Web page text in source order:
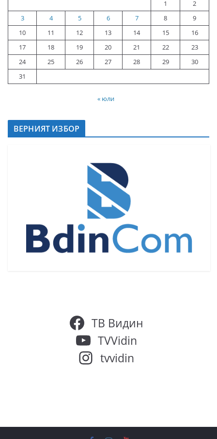
1
2
3
4 5 6 7 8
9
10
11 12 13 14 15
16
17
18 19 20 21 22
23
24
25 26 27 28 29
30
31
« юли
ВЕРНИЯТ ИЗБОР
ТВ Видин
TVVidin
tvvidin